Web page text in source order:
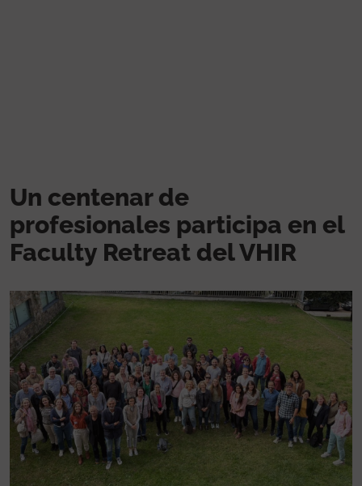
Un centenar de
profesionales participa en el
Faculty Retreat del VHIR